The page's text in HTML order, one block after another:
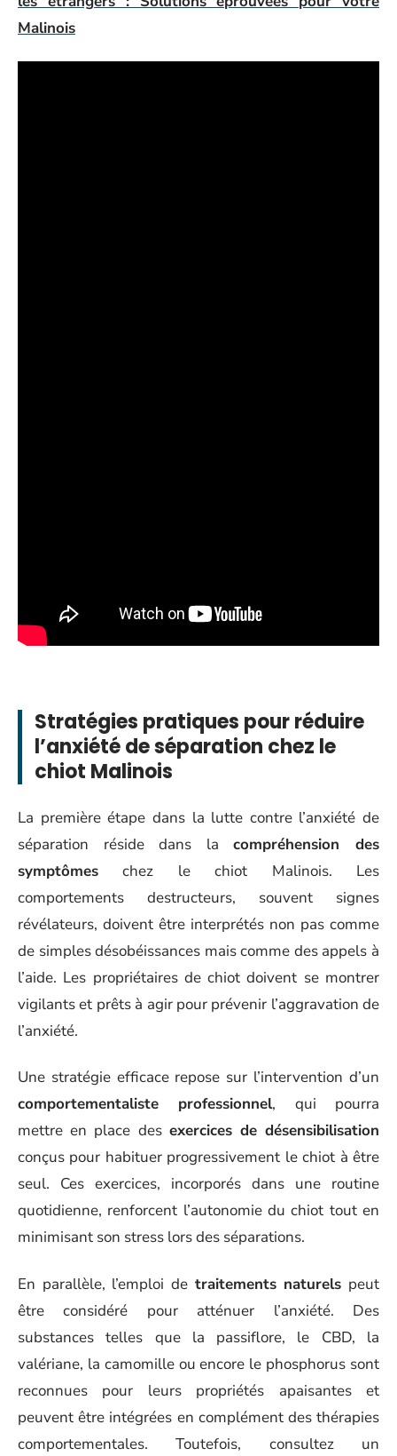
Malinois
Stratégies pratiques pour réduire
l’anxiété de séparation chez le
chiot Malinois
La première étape dans la lutte contre l’anxiété de
séparation réside dans lacompréhension des
symptômes chez le chiot Malinois. Les
comportements destructeurs, souvent signes
révélateurs, doivent être interprétés non pas comme
de simples désobéissances mais comme des appels à
l’aide. Les propriétaires de chiot doivent se montrer
vigilants et prêts à agir pour prévenir l’aggravation de
l’anxiété.
Une stratégie efficace repose sur l’intervention d’un
comportementaliste professionnel, qui pourra
mettre en place des exercices de désensibilisation
conçus pour habituer progressivement le chiot à être
seul. Ces exercices, incorporés dans une routine
quotidienne, renforcent l’autonomie du chiot tout en
minimisant son stress lors des séparations.
En parallèle, l’emploi de traitements naturels peut
être considéré pour atténuer l’anxiété. Des
substances telles que la passiflore, le CBD, la
valériane, la camomille ou encore le phosphorus sont
reconnues pour leurs propriétés apaisantes et
peuvent être intégrées en complément des thérapies
comportementales. Toutefois, consultez un